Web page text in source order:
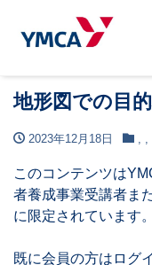
地形図での目
2023年12月18日
このコンテンツは
者養成事業受講者ま
に限定されています。
既に会員の方はログ